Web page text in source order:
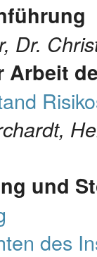
Dr.
Arbeit
und
des